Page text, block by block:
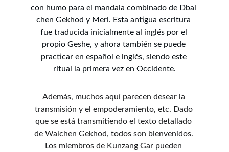
con humo para el mandala combinado de Dbal
chen Gekhod y Meri. Esta antigua escritura
fue traducida inicialmente al inglés por el
propio Geshe, y ahora también se puede
practicar en español e inglés, siendo este
ritual la primera vez en Occidente.
Además, muchos aquí parecen desear la
transmisión y el empoderamiento, etc. Dado
que se está transmitiendo el texto detallado
de Walchen Gekhod, todos son bienvenidos.
Los miembros de Kunzang Gar pueden